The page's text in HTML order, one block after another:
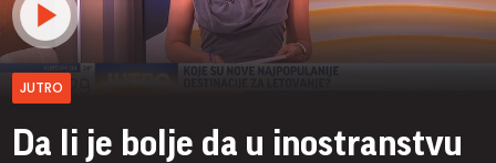
JUTRO
Da li je bolje da u inostranstvu